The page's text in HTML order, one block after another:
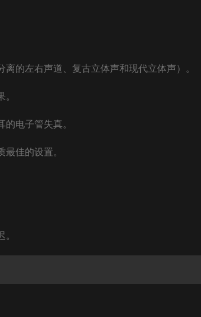
的左右声道、复古立体声和现代立体声）。
电子管失真。
佳的设置。